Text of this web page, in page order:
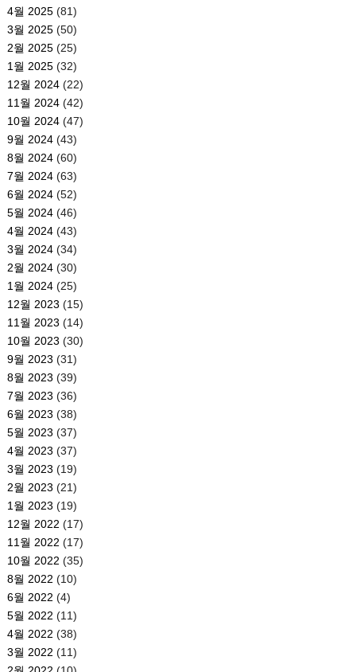
4월 2025(81)
3월 2025(50)
2월 2025(25)
1월 2025(32)
12월 2024(22)
11월 2024(42)
10월 2024(47)
9월 2024(43)
8월 2024(60)
7월 2024(63)
6월 2024(52)
5월 2024(46)
4월 2024(43)
3월 2024(34)
2월 2024(30)
1월 2024(25)
12월 2023 (15)
11월 2023 (14)
10월 2023 (30)
9월 2023 (31)
8월 2023 (39)
7월 2023 (36)
6월 2023 (38)
5월 2023 (37)
4월 2023 (37)
3월 2023 (19)
2월 2023 (21)
1월 2023 (19)
12월 2022 (17)
11월 2022 (17)
10월 2022 (35)
8월 2022 (10)
6월 2022 (4)
5월 2022 (11)
4월 2022 (38)
3월 2022 (11)